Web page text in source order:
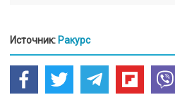
Источник: Ракурс